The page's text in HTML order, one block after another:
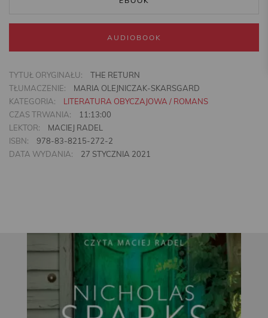
AUDIOBOOK
TYTUŁ ORYGINAŁU:
THE RETURN
TŁUMACZENIE:
MARIA OLEJNICZAK-SKARSGARD
KATEGORIA:
LITERATURA OBYCZAJOWA / ROMANS
CZAS TRWANIA:
11:13:00
LEKTOR:
MACIEJ RADEL
ISBN:
978-83-8215-272-2
DATA WYDANIA:
27 STYCZNIA 2021